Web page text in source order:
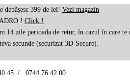
depășesc 399 de lei! Vezi magazin
! Click !
14 zile perioada de retur, în cazul în care te
secunde (securizat 3D-Secure).
45 / 0744 76 42 00